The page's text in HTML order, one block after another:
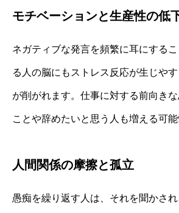
モチベーションと生産性の低
ネガティブな発言を頻繁に耳にする
る人の脳にもストレス反応が生じや
が削がれます。仕事に対する前向き
ことや辞めたいと思う人も増える可能
人間関係の摩擦と孤立
愚痴を繰り返す人は、それを聞かさ